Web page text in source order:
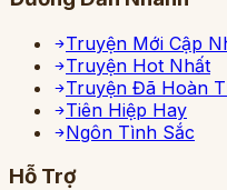
Truyện Mới Cập
Truyện Hot Nhất
Truyện Đã Hoàn
Tiên Hiệp Hay
Ngôn Tình Sắc
Hỗ Trợ